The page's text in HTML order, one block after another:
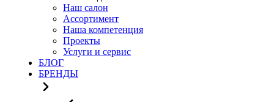
Наш салон
Ассортимент
Наша компетенция
Проекты
Услуги и сервис
БЛОГ
БРЕНДЫ